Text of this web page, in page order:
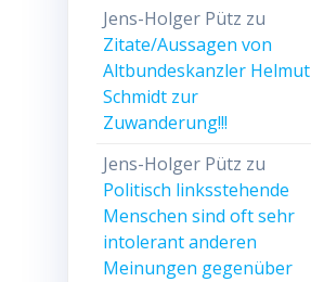
Jens-Holger Pütz zu
Zitate/Aussagen von
Altbundeskanzler Helmut
Schmidt zur
Zuwanderung!!!
Jens-Holger Pütz zu
Politisch linksstehende
Menschen sind oft sehr
intolerant anderen
Meinungen gegenüber